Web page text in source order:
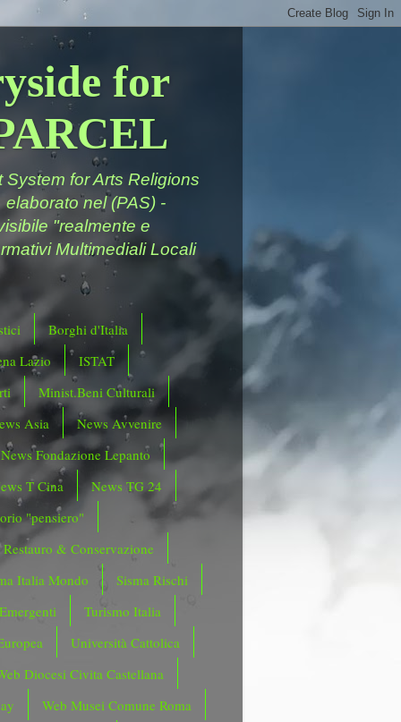
for
for Arts Religions
nel (PAS) -
"realmente e
Multimediali Locali
Borghi d'Italia
Lazio
ISTAT
Minist.Beni Culturali
Asia
News Avvenire
News Fondazione Lepanto
T Cina
News TG 24
"pensiero"
Restauro & Conservazione
Italia Mondo
Sisma Rischi
Turismo Italia
Università Cattolica
Diocesi Civita Castellana
Web Musei Comune Roma